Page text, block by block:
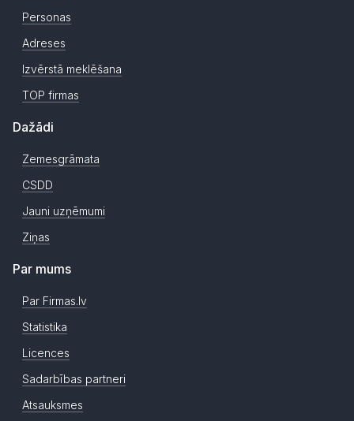
Personas
Adreses
Izvērstā meklēšana
TOP firmas
Dažādi
Zemesgrāmata
CSDD
Jauni uzņēmumi
Ziņas
Par mums
Par Firmas.lv
Statistika
Licences
Sadarbības partneri
Atsauksmes